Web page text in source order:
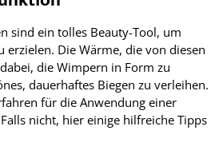
sind ein tolles Beauty-Tool, um
erzielen. Die Wärme, die von diesen
die Wimpern in Form zu
dauerhaftes Biegen zu verleihen.
für die Anwendung einer
nicht, hier einige hilfreiche Tipps